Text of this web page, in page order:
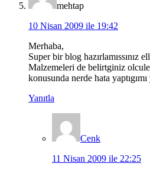
mehtap
10 Nisan 2009 ile 19:42
Merhaba,
Super bir blog
Malzemeleri de belirtginiz
konusunda nerde hata
Yanıtla
Cenk
11 Nisan 2009 ile 22:25